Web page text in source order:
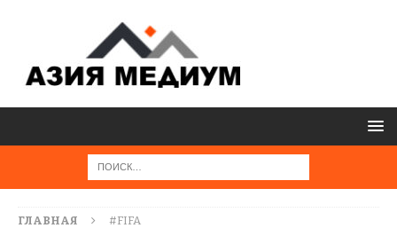
ГЛАВНАЯ #FIFA